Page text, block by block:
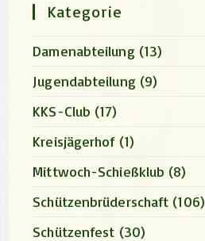
Kategorie
Damenabteilung (13)
Jugendabteilung (9)
KKS-Club (17)
Kreisjägerhof (1)
Mittwoch-Schießklub (8)
Schützenbrüderschaft (106)
Schützenfest (30)